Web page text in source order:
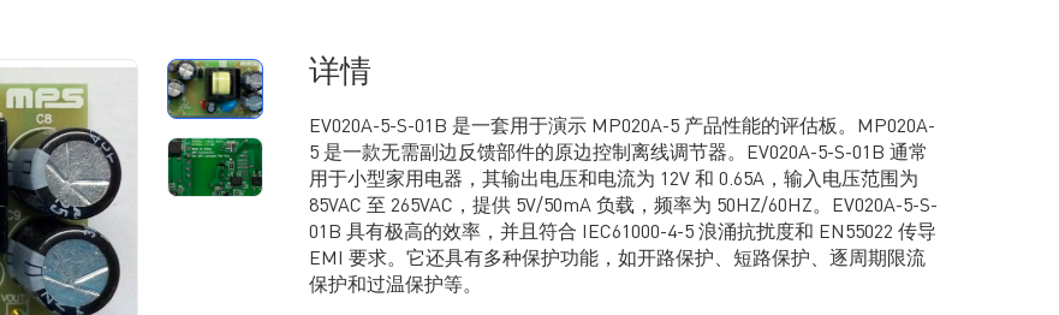
详情
EV020A-5-S-01B 是一套用于演示 MP020A-5 产品性能的评估板。MP020A-
5 是一款无需副边反馈部件的原边控制离线调节器。EV020A-5-S-01B 通常
用于小型家用电器，其输出电压和电流为 12V 和 0.65A，输入电压范围为
85VAC 至 265VAC，提供 5V/50mA 负载，频率为 50HZ/60HZ。EV020A-5-S-
01B 具有极高的效率，并且符合 IEC61000-4-5 浪涌抗扰度和 EN55022 传导
EMI 要求。它还具有多种保护功能，如开路保护、短路保护、逐周期限流
保护和过温保护等。